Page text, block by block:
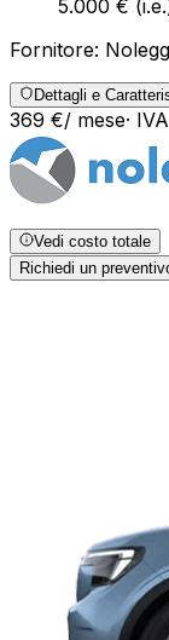
5.000 € (i.e.
Fornitore:
Dettagli e
369 €/ mese· IVA
Vedi costo totale
Richiedi un